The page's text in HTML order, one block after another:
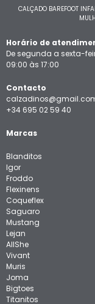
CALÇADO BAREFOOT
Horário de
De segunda a sexta-
09:00 às 17:00
Contacto
+34 695 02 59 40
Marcas
Blanditos
Igor
Froddo
Flexinens
Coqueflex
Saguaro
Mustang
Lejan
AllShe
Vivant
Muris
Joma
Bigtoes
Titanitos